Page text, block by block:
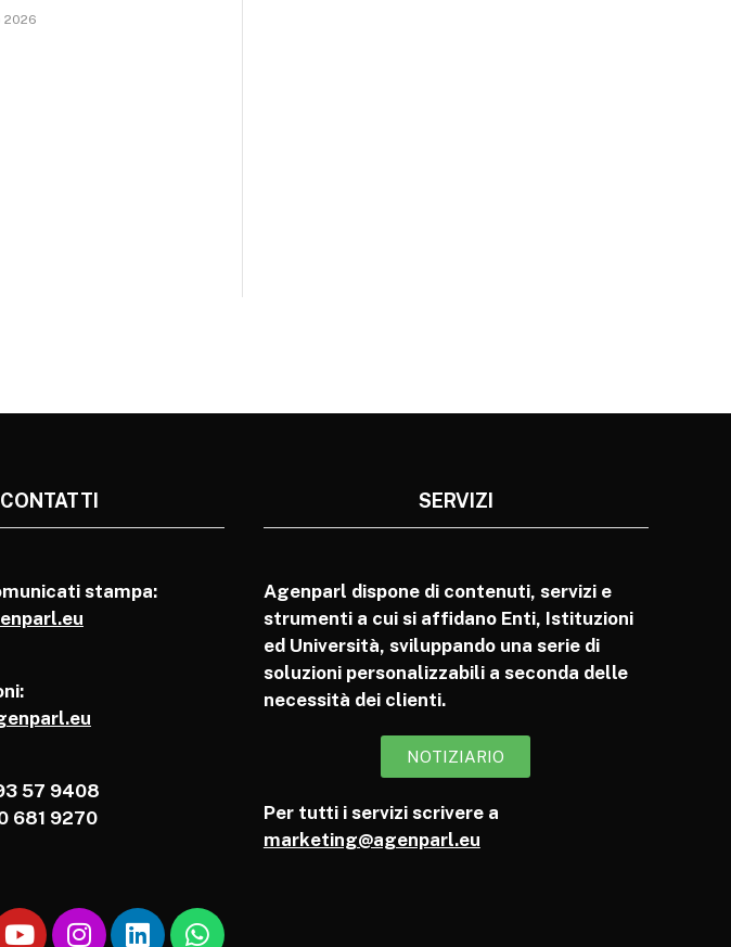
2026
CONTATTI
stampa:
57 9408
681 9270
SERVIZI
Agenparl dispone di contenuti, servizi e
strumenti a cui si affidano Enti, Istituzioni
ed Università, sviluppando una serie di
soluzioni personalizzabili a seconda delle
necessità dei clienti.
NOTIZIARIO
Per tutti i servizi scrivere a
marketing@agenparl.eu